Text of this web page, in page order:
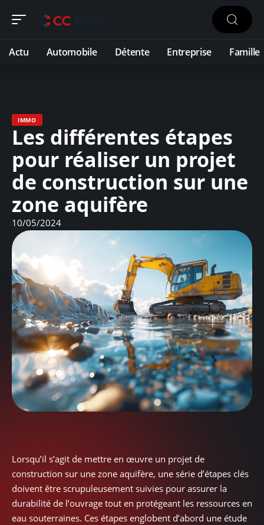
Actu Automobile Détente Entreprise Famille
IMMO
Les différentes étapes
pour réaliser un projet
de construction sur une
zone aquifère
10/05/2024
Lorsqu’il s’agit de mettre en œuvre un projet de
construction sur une zone aquifère, une série d’étapes clés
doivent être scrupuleusement suivies pour assurer la
durabilité de l’ouvrage tout en protégeant les ressources en
eau souterraines. Ces étapes englobent d’abord une étude